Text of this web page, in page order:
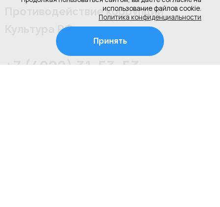
использование файлов cookie.
Политика конфиденциальности
Принять
Противодействие коррупции
Культура РФ
+7 (4922) 31-53-53